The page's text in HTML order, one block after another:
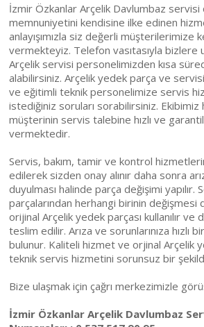
İzmir Özkanlar Arçelik Davlumbaz
memnuniyetini kendisine ilke edinen
anlayışımızla siz değerli müşterilerimize
vermekteyiz. Telefon vasıtasıyla bizlere
Arçelik servisi personelimizden kısa
alabilirsiniz. Arçelik yedek parça ve
ve eğitimli teknik personelimize servis
istediğiniz soruları sorabilirsiniz. Ekibimiz
müşterinin servis talebine hızlı ve
vermektedir.
Servis, bakım, tamir ve kontrol
edilerek sizden onay alınır daha sonra
duyulması halinde parça değişimi yapılır.
parçalarından herhangi birinin değişmesi
orijinal Arçelik yedek parçası kullanılır ve
teslim edilir. Arıza ve sorunlarınıza hızlı
bulunur. Kaliteli hizmet ve orjinal Arçelik
teknik servis hizmetini sorunsuz bir
Bize ulaşmak için çağrı merkezimizle
İzmir Özkanlar Arçelik Davlumbaz